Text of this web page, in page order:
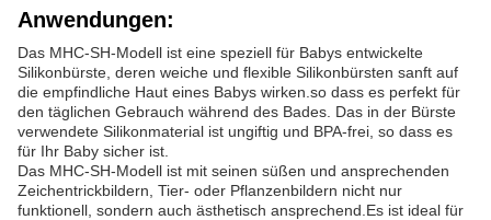
Anwendungen:
Das MHC-SH-Modell ist eine speziell für Babys entwickelte
Silikonbürste, deren weiche und flexible Silikonbürsten sanft auf
die empfindliche Haut eines Babys wirken.so dass es perfekt für
den täglichen Gebrauch während des Bades. Das in der Bürste
verwendete Silikonmaterial ist ungiftig und BPA-frei, so dass es
für Ihr Baby sicher ist.
Das MHC-SH-Modell ist mit seinen süßen und ansprechenden
Zeichentrickbildern, Tier- oder Pflanzenbildern nicht nur
funktionell, sondern auch ästhetisch ansprechend.Es ist ideal für